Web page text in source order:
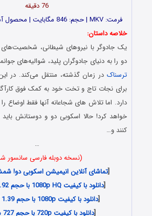
76 دقیقه
فرمت: MKV | حجم: 846 مگابایت | محصول آمریکا | امتیاز: N/A
خلاصه داستان:
یک جادوگر با نیروهای شیطانی،
دو را به دنیای جادوگران پلید، شوالیه‌های
ترسناک در زمان گذشته، منتقل می‌کند. در
برای نجات تاج و تخت خود به کمک فوق
دارد. اما تلاش های شجاعانه آنها فقط اوضاع
خواهد کرد! حالا اسکوبی دو و دوستانش
کنند و…
…
(نسخه دوبله فارسی سانسور
[تماشای آنلاین انیمیشن اسکوبی دو!
[دانلود با کیفیت 1080p HQ با حجم 1.92 گیگابایت
[دانلود با کیفیت 1080p با حجم 1.39 گیگابایت
[دانلود با کیفیت 720p با حجم 727 مگابایت